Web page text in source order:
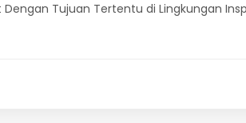
Tujuan Tertentu di Lingkungan